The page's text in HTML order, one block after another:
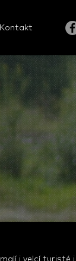
Kontakt
i velcí turisté i